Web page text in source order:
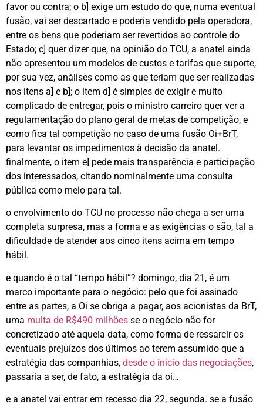
favor ou contra; o b] exige um estudo do que, numa eventual
fusão, vai ser descartado e poderia vendido pela operadora,
entre os bens que poderiam ser revertidos ao controle do
Estado; c] quer dizer que, na opinião do TCU, a anatel ainda
não apresentou um modelos de custos e tarifas que suporte,
por sua vez, análises como as que teriam que ser realizadas
nos itens a] e b]; o item d] é simples de exigir e muito
complicado de entregar, pois o ministro carreiro quer ver a
regulamentação do plano geral de metas de competição, e
como fica tal competição no caso de uma fusão Oi+BrT,
para levantar os impedimentos à decisão da anatel.
finalmente, o item e] pede mais transparência e participação
dos interessados, citando nominalmente uma consulta
pública como meio para tal.
o envolvimento do TCU no processo não chega a ser uma
completa surpresa, mas a forma e as exigências o são, tal a
dificuldade de atender aos cinco itens acima em tempo
hábil.
e quando é o tal “tempo hábil”? domingo, dia 21, é um
marco importante para o negócio: pelo que foi assinado
entre as partes, a Oi se obriga a pagar, aos acionistas da BrT,
uma multa de R$490 milhões se o negócio não for
concretizado até aquela data, como forma de ressarcir os
eventuais prejuízos dos últimos ao terem assumido que a
estratégia das companhias, desde o início das negociações,
passaria a ser, de fato, a estratégia da oi…
e a anatel vai entrar em recesso dia 22, segunda. se a fusão